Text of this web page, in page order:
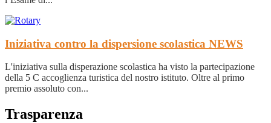
Iniziativa contro la dispersione scolastica NEWS
L'iniziativa sulla disperazione scolastica ha visto la partecipazione
della 5 C accoglienza turistica del nostro istituto. Oltre al primo
premio assoluto con...
Trasparenza